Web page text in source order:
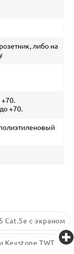
либо на
+70.
+70.
Cat.5e с экраном
Keystone TWT